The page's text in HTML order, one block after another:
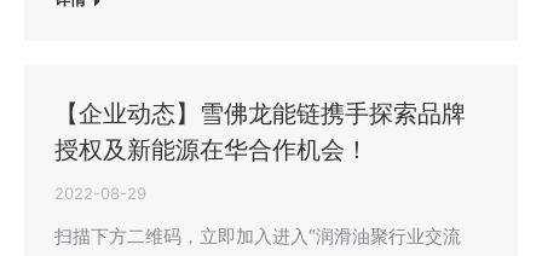
【企业动态】雪佛龙能链携手探索品牌
授权及新能源在华合作机会！
2022-08-29
扫描下方二维码，立即加入进入“润滑油聚行业交流